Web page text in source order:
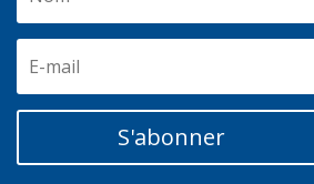
S'abonner